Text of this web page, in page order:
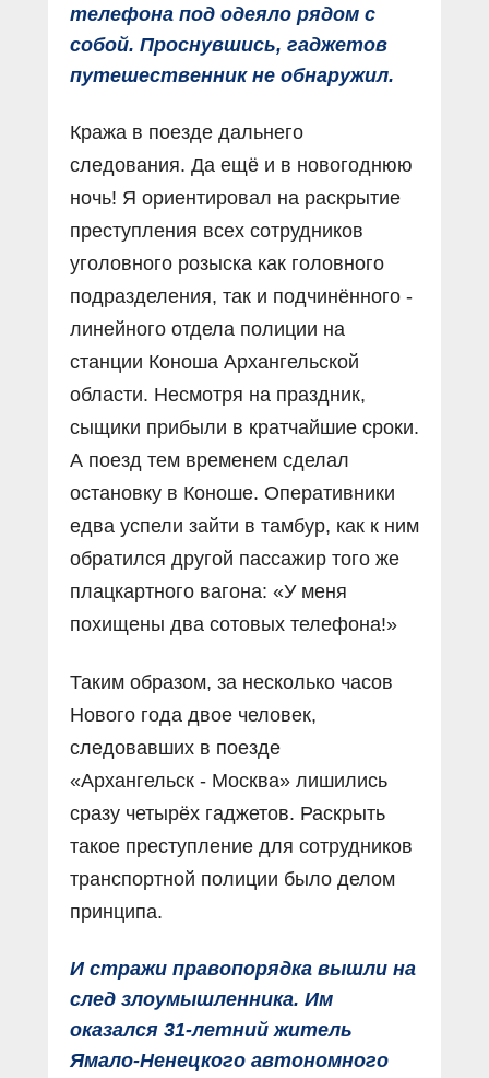
телефона под одеяло рядом с
собой. Проснувшись, гаджетов
путешественник не обнаружил.
Кража в поезде дальнего
следования. Да ещё и в новогоднюю
ночь! Я ориентировал на раскрытие
преступления всех сотрудников
уголовного розыска как головного
подразделения, так и подчинённого -
линейного отдела полиции на
станции Коноша Архангельской
области. Несмотря на праздник,
сыщики прибыли в кратчайшие сроки.
А поезд тем временем сделал
остановку в Коноше. Оперативники
едва успели зайти в тамбур, как к ним
обратился другой пассажир того же
плацкартного вагона: «У меня
похищены два сотовых телефона!»
Таким образом, за несколько часов
Нового года двое человек,
следовавших в поезде
«Архангельск - Москва» лишились
сразу четырёх гаджетов. Раскрыть
такое преступление для сотрудников
транспортной полиции было делом
принципа.
И стражи правопорядка вышли на
след злоумышленника. Им
оказался 31-летний житель
Ямало-Ненецкого автономного